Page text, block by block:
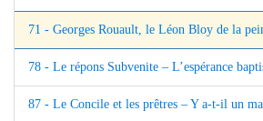
71 - Georges Rouault, le Léon Bloy de la
78 - Le répons Subvenite – L’espérance
87 - Le Concile et les prêtres – Y a-t-il un